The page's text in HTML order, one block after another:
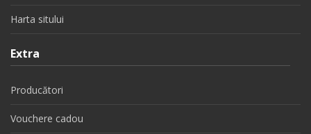
Harta sitului
Extra
Producători
Vouchere cadou